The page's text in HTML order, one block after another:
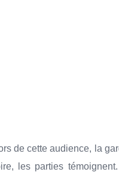
de cette audience, la
les parties